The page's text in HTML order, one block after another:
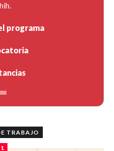
programa
TRABAJO
1